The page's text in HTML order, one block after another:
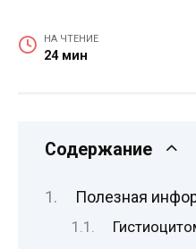
НА ЧТЕНИЕ
24 мин
Содержание
Полезная